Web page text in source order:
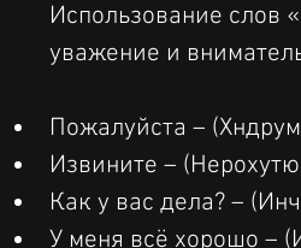
Использование слов
уважение и
Пожалуйста –
Извините –
Как у вас дела? –
У меня всё хорошо